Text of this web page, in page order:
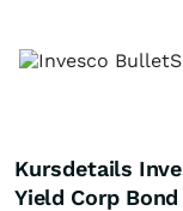
Kursdetails
Yield Corp Bond